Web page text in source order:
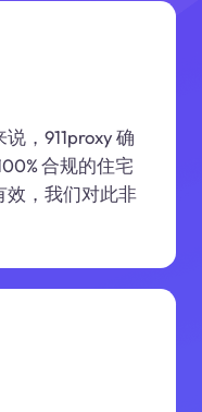
，911proxy 确
合规的住宅
效，我们对此非